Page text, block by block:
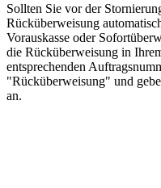
Sollten Sie vor der
Rücküberweisung
Vorauskasse oder
die Rücküberweisung in
entsprechenden
"Rücküberweisung" und
an.